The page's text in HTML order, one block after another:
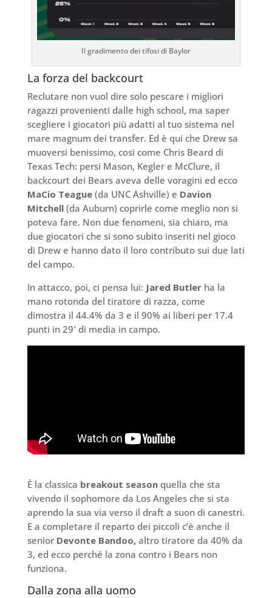
Il gradimento dei tifosi di Baylor
La forza del backcourt
Reclutare non vuol dire solo pescare i migliori
ragazzi provenienti dalle high school, ma saper
scegliere i giocatori più adatti al tuo sistema nel
mare magnum dei transfer. Ed è qui che Drew sa
muoversi benissimo, così come Chris Beard di
Texas Tech: persi Mason, Kegler e McClure, il
backcourt dei Bears aveva delle voragini ed ecco
MaCio Teague(da UNC Ashville) e Davion
Mitchell(da Auburn) coprirle come meglio non si
poteva fare. Non due fenomeni, sia chiaro, ma
due giocatori che si sono subito inseriti nel gioco
di Drew e hanno dato il loro contributo sui due lati
del campo.
In attacco, poi, ci pensa lui: Jared Butlerha la
mano rotonda del tiratore di razza, come
dimostra il 44.4% da 3 e il 90% ai liberi per 17.4
punti in 29′ di media in campo.
È la classica breakout seasonquella che sta
vivendo il sophomore da Los Angeles che si sta
aprendo la sua via verso il draft a suon di canestri.
E a completare il reparto dei piccoli c’è anche il
senior Devonte Bandoo,altro tiratore da 40% da
3, ed ecco perché la zona contro i Bears non
funziona.
Dalla zona alla uomo